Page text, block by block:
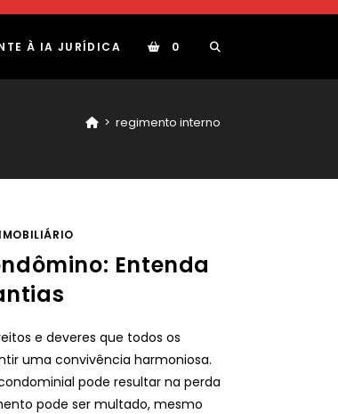
À IA JURÍDICA 0 ALTERNAR
DO
> regimento interno
Entenda
e deveres que todos os
uma convivência harmoniosa.
pode resultar na perda
pode ser multado, mesmo